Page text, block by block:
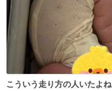
ト
数
こういう走り方の人いたよね